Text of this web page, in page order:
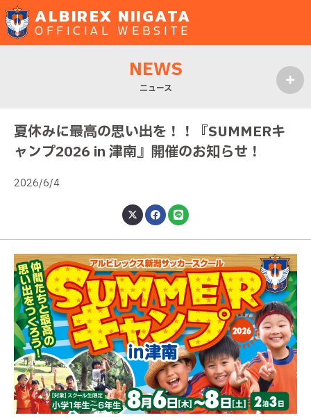
ALBIREX NIIGATA
OFFICIAL WEBSITE
NEWS
ニュース
夏休みに最高の思い出を！！『SUMMERキ
ャンプ2026 in 津南』開催のお知らせ！
2026/6/4